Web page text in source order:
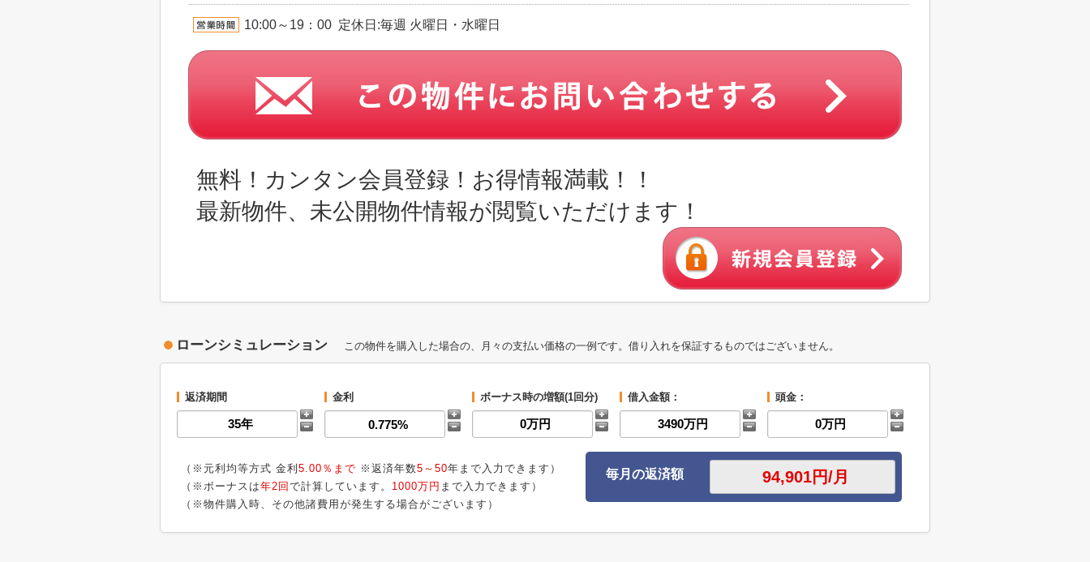
10:00～19：00 定休日:毎週 火曜日・水曜日
無料！カンタン会員登録！お得情報満載！！
最新物件、未公開物件情報が閲覧いただけます！
ローンシミュレーション この物件を購入した場合の、月々の支払い価格の一例です。借り入れを保証するものではございません。
返済期間 金利 ボーナス時の増額(1回分) 借入金額： 頭金：
（※元利均等方式 金利 5.00％まで ※返済年数5～50年まで入力できます）
（※ボーナスは年2回 で計算しています。 1000万円 まで入力できます）
（※物件購入時、その他諸費用が発生する場合がございます）
毎月の返済額